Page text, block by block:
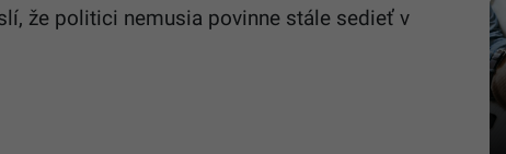
že politici nemusia povinne stále sedieť v